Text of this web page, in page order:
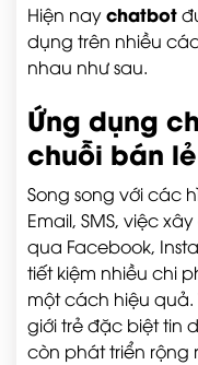
Hiện naychatbot
dụng trên nhiều
nhau như sau.
Ứng dụng
chuỗi bán lẻ
Song song với các
Email, SMS, việc
qua Facebook,
tiết kiệm nhiều chi
một cách hiệu
giới trẻ đặc biệt tin
còn phát triển rộng